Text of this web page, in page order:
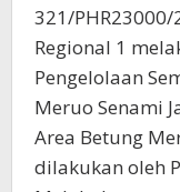
321/PHR23000/
Regional 1
Pengelolaan
Meruo Senami
Area Betung
dilakukan oleh